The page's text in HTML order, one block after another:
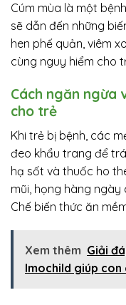
Cúm mùa là một
sẽ dẫn đến những
hen phế quản, viêm
cùng nguy hiểm cho
Cách ngăn ngừa
cho trẻ
Khi trẻ bị bệnh, các
đeo khẩu trang để
hạ sốt và thuốc ho
mũi, họng hàng ngày
Chế biến thức ăn
Xem thêm Giải
Imochild giúp con